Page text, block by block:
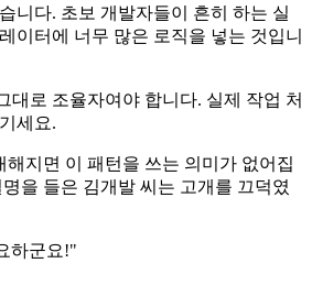
니다. 초보 개발자들이 흔히 하는 실
이터에 너무 많은 로직을 넣는 것입니
대로 조율자여야 합니다. 실제 작업 처
세요.
해지면 이 패턴을 쓰는 의미가 없어집
을 들은 김개발 씨는 고개를 끄덕였
하군요!"